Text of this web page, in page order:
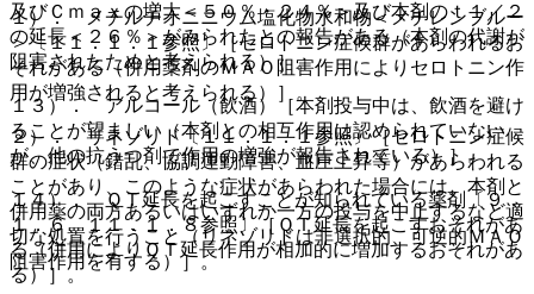
及びＣｍａｘの増大＜５０％・２４％＞及び本剤のｔ１／２
の延長＜２６％＞がみられたとの報告がある（本剤の代謝が
阻害されたためと考えられる）］。
１３）． アルコール（飲酒）［本剤投与中は、飲酒を避け
ることが望ましい（本剤との相互作用は認められていない
が、他の抗うつ剤で作用の増強が報告されている）］。
１４）． ＱＴ延長を起こすことが知られている薬剤〔９．
１．６、１１．１．８参照〕［ＱＴ延長を起こすおそれがあ
る（併用によりＱＴ延長作用が相加的に増加するおそれがあ
る）］。
１）． メチルチオニニウム塩化物水和物＜メチレンブルー
＞〔１１．１．１参照〕［セロトニン症候群があらわれるお
それがある（併用薬剤のＭＡＯ阻害作用によりセロトニン作
用が増強されると考えられる）］。
２）． リネゾリド〔１１．１．１参照〕［セロトニン症候
群の症状（錯乱、協調運動障害、血圧上昇等）があらわれる
ことがあり、このような症状があらわれた場合には、本剤と
併用薬の両方あるいはいずれか一方の投与を中止するなど適
切な処置を行うこと（リネゾリドは非選択的、可逆的ＭＡＯ
阻害作用を有する）］。